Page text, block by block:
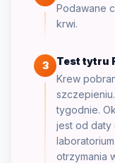
Podawane
krwi.
3
Test tytru
Krew
tygodnie.
jest od daty
otrzymania